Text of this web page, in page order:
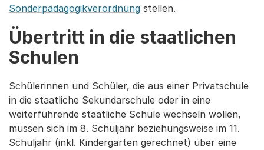
Sonderpädagogikverordnung stellen.
Übertritt in die staatlichen
Schulen
Schülerinnen und Schüler, die aus einer Privatschule
in die staatliche Sekundarschule oder in eine
weiterführende staatliche Schule wechseln wollen,
müssen sich im 8. Schuljahr beziehungsweise im 11.
Schuljahr (inkl. Kindergarten gerechnet) über eine